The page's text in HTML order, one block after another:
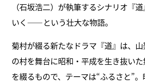
（石坂浩二）が執筆するシナリオ『
いく――という壮大な物語。
菊村が綴る新たなドラマ『道』は、
の村を舞台に昭和・平成を生き抜い
を綴るもので、テーマは“ふるさと”